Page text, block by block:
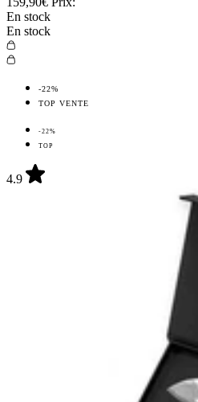
En stock
En stock
-22%
TOP VENTE
-22%
TOP
4.9